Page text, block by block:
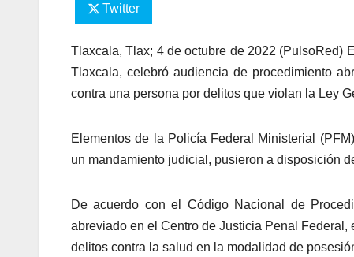
Twitter
Tlaxcala, Tlax; 4 de octubre de 2022 (PulsoRed)
Tlaxcala, celebró audiencia de procedimiento
contra una persona por delitos que violan la Ley
Elementos de la Policía Federal Ministerial
un mandamiento judicial, pusieron a disposición
De acuerdo con el Código Nacional de
abreviado en el Centro de Justicia Penal Federal,
delitos contra la salud en la modalidad de